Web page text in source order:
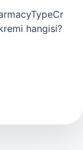
hangisi?